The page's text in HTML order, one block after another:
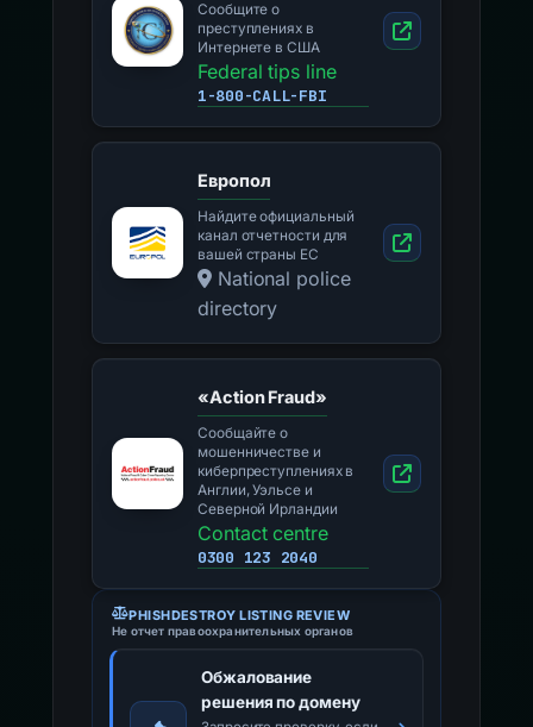
Сообщите о
преступлениях в
Интернете в США
Federal tips line
1-800-CALL-FBI
Европол
Найдите официальный
канал отчетности для
вашей страны ЕС
National police
directory
«Action Fraud»
Сообщайте о
мошенничестве и
киберпреступлениях в
Англии, Уэльсе и
Северной Ирландии
Contact centre
0300 123 2040
PHISHDESTROY LISTING REVIEW
Не отчет правоохранительных органов
Обжалование
решения по домену